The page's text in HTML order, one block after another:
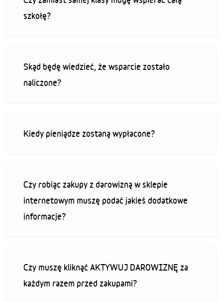
szkołę?
Skąd będę wiedzieć, że wsparcie zostało
naliczone?
Kiedy pieniądze zostaną wypłacone?
Czy robiąc zakupy z darowizną w sklepie
internetowym muszę podać jakieś dodatkowe
informacje?
Czy muszę kliknąć AKTYWUJ DAROWIZNĘ za
każdym razem przed zakupami?